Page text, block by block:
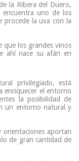
la Ribera del Duero,
uno de los
procede la uva con la
que los grandes vinos
ahí nace su afán en
privilegiado, está
enriquecer el entorno
la posibilidad de
un entorno natural y
orientaciones aportan
de gran cantidad de